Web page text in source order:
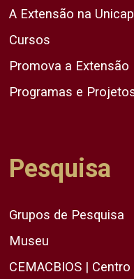
A Extensão na Unicap
Cursos
Promova a Extensão
Programas e
Pesquisa
Grupos de Pesquisa
Museu
CEMACBIOS |